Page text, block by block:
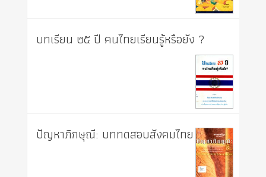
บทเรียน ๒๕ ปี คนไทยเรียนรู้หรือยัง ?
ปัญหาภิกษุณี: บททดสอบสังคมไทย